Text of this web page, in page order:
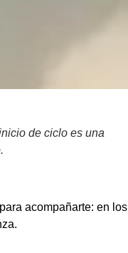
de ciclo es una
acompañarte: en los